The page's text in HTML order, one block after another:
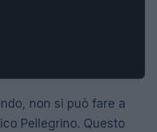
non si può fare a
Pellegrino. Questo